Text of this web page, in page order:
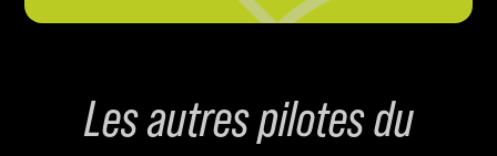
Les autres pilotes du